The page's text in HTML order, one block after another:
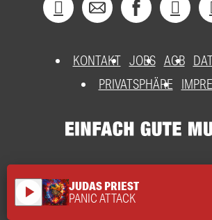
KONTAKT JOBS AGB
PRIVATSPHÄRE
play_arrow JUDAS PRIEST
PANIC ATTACK